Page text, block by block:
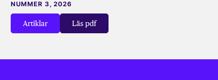
Artiklar Läs pdf
NUMMER 3, 2026